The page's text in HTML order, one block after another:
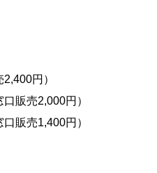
円）
販売2,000円）
販売1,400円）